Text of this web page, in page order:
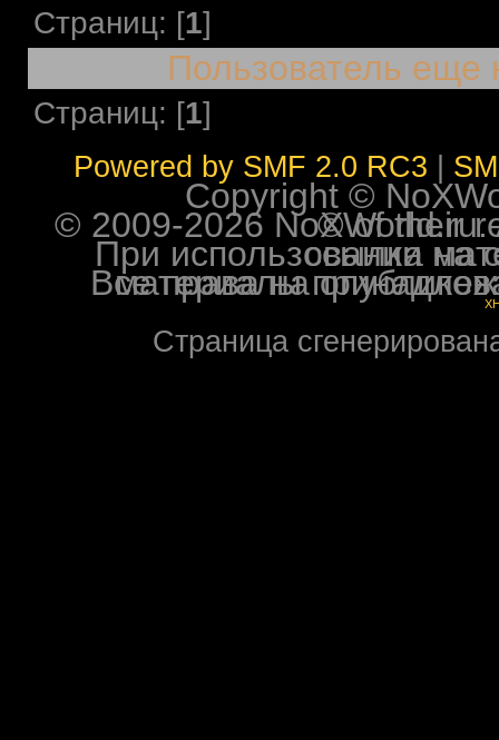
Страниц: [1]
Пользователь еще
Страниц: [1]
Powered by SMF 2.0 RC3
Copyright ©
© 2009-2026 NoXWorld.ru. All
При использовании
Все права на опубликованные на форуме
Страница